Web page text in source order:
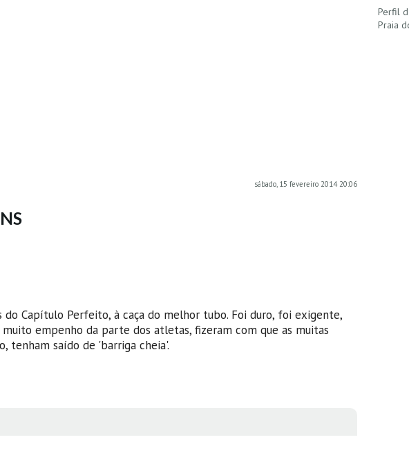
sábado, 15 fevereiro 2014 20:06
Capítulo Perfeito, à caça do melhor tubo. Foi duro, foi exigente,
empenho da parte dos atletas, fizeram com que as muitas
tenham saído de 'barriga cheia'.
Perfil
Praia